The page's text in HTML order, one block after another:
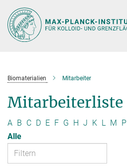
Hauptinhalt
Biomaterialien Mitarbeiter
Mitarbeiterliste
A B C D E F G H J K L M P
Alle